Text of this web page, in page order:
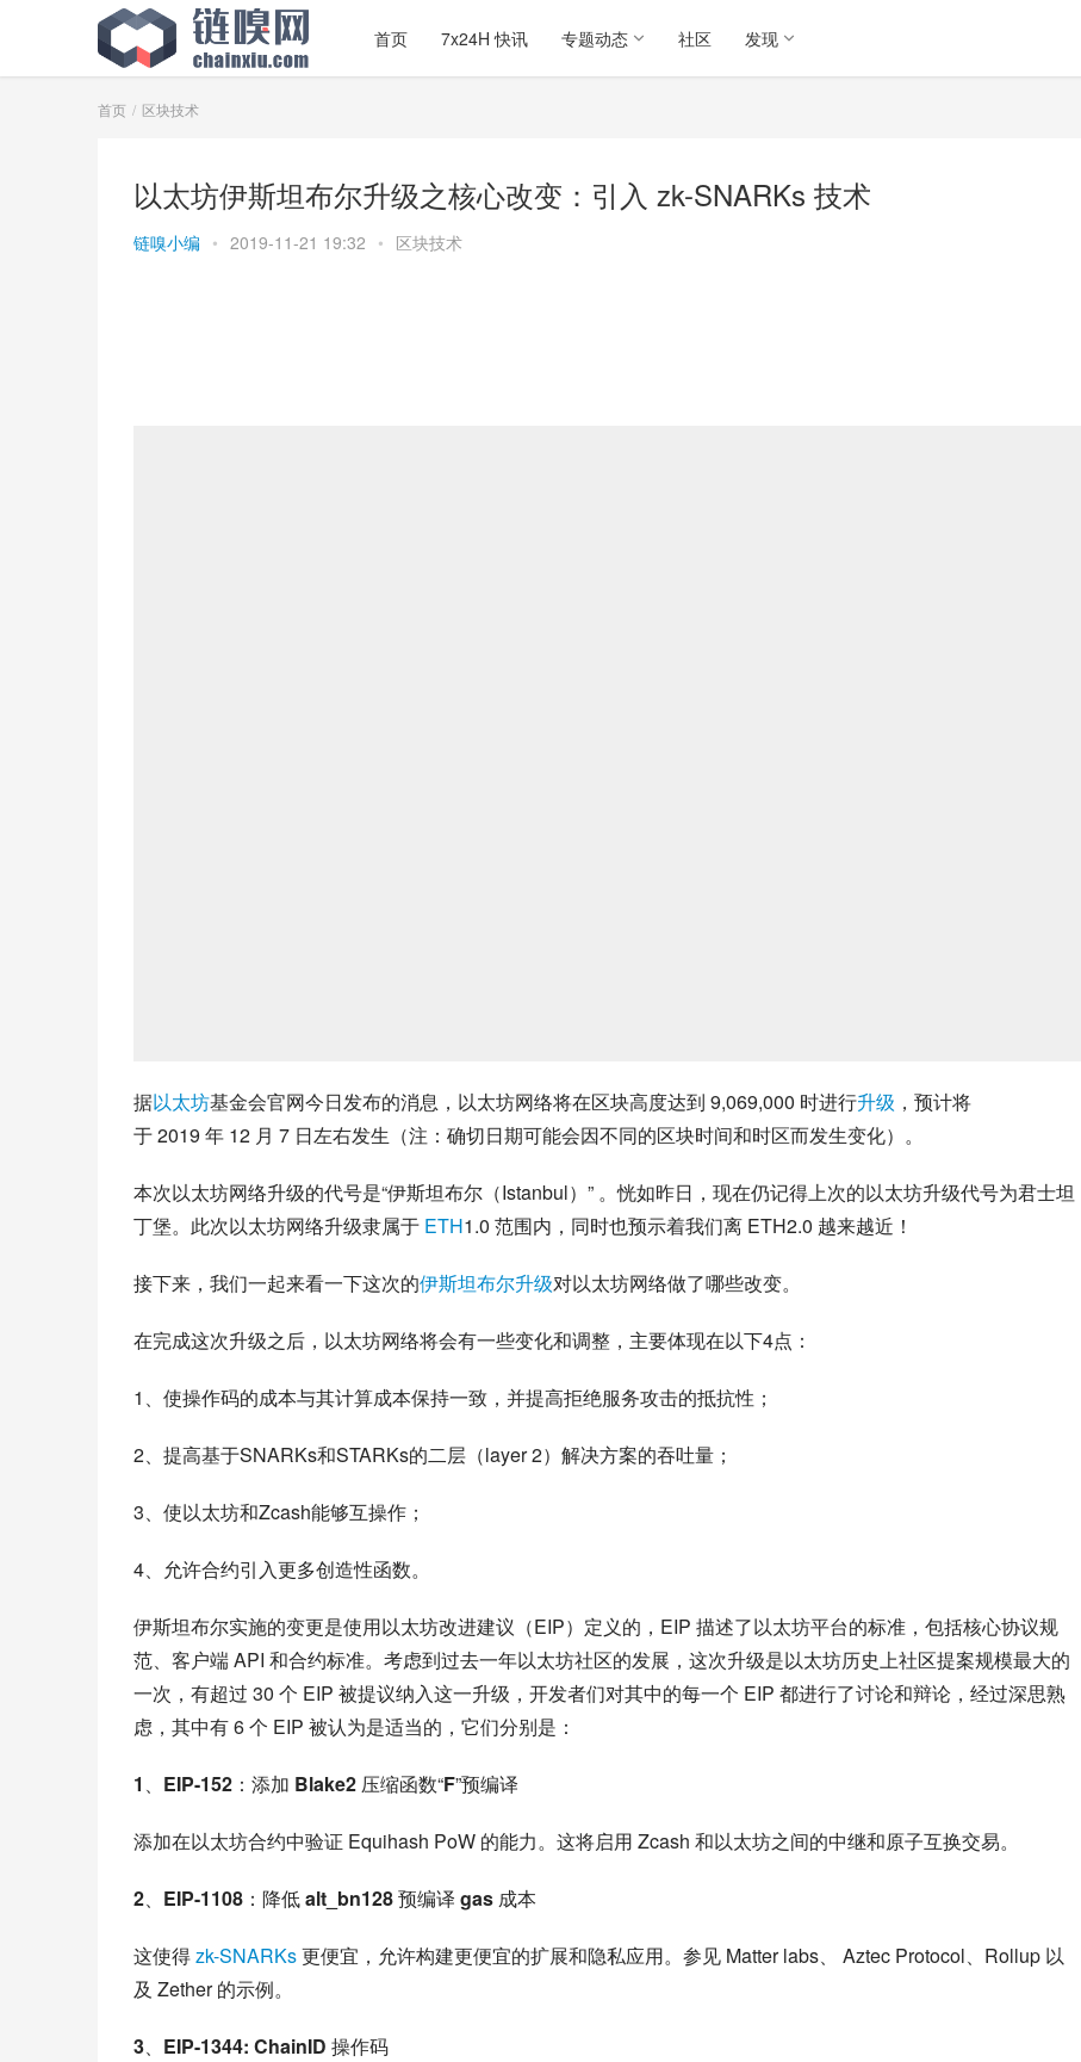
首页 7x24H 快讯 专题动态 社区 发现
首页 区块技术
以太坊伊斯坦布尔升级之核心改变：引入 zk-SNARKs 技术
链嗅小编 • 2019-11-21 19:32 • 区块技术
据以太坊基金会官网今日发布的消息，以太坊网络将在区块高度达到 9,069,000 时进行升级 ，预计将
于 2019 年 12 月 7 日左右发生（注：确切日期可能会因不同的区块时间和时区而发生变化）。
本次以太坊网络升级的代号是“伊斯坦布尔（Istanbul）” 。恍如昨日，现在仍记得上次的以太坊升级代号为君士坦
丁堡。此次以太坊网络升级隶属于 ETH1.0 范围内，同时也预示着我们离 ETH2.0 越来越近！
接下来，我们一起来看一下这次的伊斯坦布尔升级对以太坊网络做了哪些改变。
在完成这次升级之后，以太坊网络将会有一些变化和调整，主要体现在以下4点：
1、使操作码的成本与其计算成本保持一致，并提高拒绝服务攻击的抵抗性；
2、提高基于SNARKs和STARKs的二层（layer 2）解决方案的吞吐量；
3、使以太坊和Zcash能够互操作；
4、允许合约引入更多创造性函数。
伊斯坦布尔实施的变更是使用以太坊改进建议（EIP）定义的，EIP 描述了以太坊平台的标准，包括核心协议规
范、客户端 API 和合约标准。考虑到过去一年以太坊社区的发展，这次升级是以太坊历史上社区提案规模最大的
一次，有超过 30 个 EIP 被提议纳入这一升级，开发者们对其中的每一个 EIP 都进行了讨论和辩论，经过深思熟
虑，其中有 6 个 EIP 被认为是适当的，它们分别是：
1 、 EIP-152 ：添加 Blake2 压缩函数“F”预编译
添加在以太坊合约中验证 Equihash PoW 的能力。这将启用 Zcash 和以太坊之间的中继和原子互换交易。
2、 EIP-1108 ：降低 alt_bn128 预编译 gas 成本
这使得 zk-SNARKs 更便宜，允许构建更便宜的扩展和隐私应用。参见 Matter labs、 Aztec Protocol、Rollup 以
及 Zether 的示例。
3、 EIP-1344: ChainID 操作码